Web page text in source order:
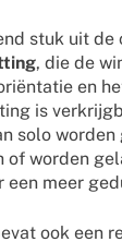
stuk uit
, die de
en
is
solo
of worden
een meer
ook een